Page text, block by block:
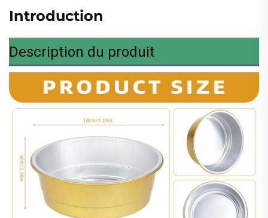
Introduction
Description du produit